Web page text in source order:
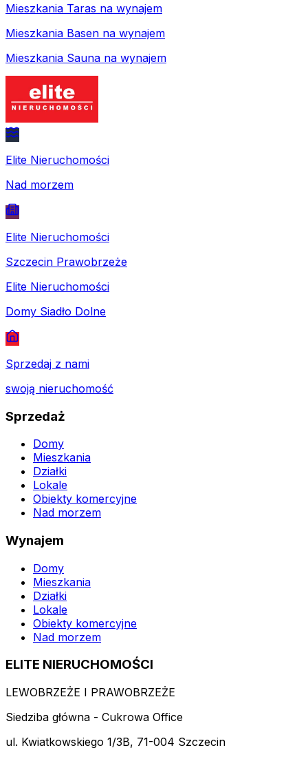
Mieszkania Taras na wynajem
Mieszkania Basen na wynajem
Mieszkania Sauna na wynajem
Elite Nieruchomości
Nad morzem
Elite Nieruchomości
Szczecin Prawobrzeże
Elite Nieruchomości
Domy Siadło Dolne
Sprzedaj z nami
swoją nieruchomość
Sprzedaż
Domy
Mieszkania
Działki
Lokale
Obiekty komercyjne
Nad morzem
Wynajem
Domy
Mieszkania
Działki
Lokale
Obiekty komercyjne
Nad morzem
ELITE NIERUCHOMOŚCI
LEWOBRZEŻE I PRAWOBRZEŻE
Siedziba główna - Cukrowa Office
ul. Kwiatkowskiego 1/3B, 71-004 Szczecin